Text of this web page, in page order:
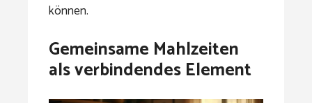
können.
Gemeinsame Mahlzeiten
als verbindendes Element